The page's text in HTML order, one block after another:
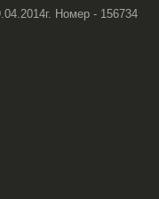
Номер - 156734